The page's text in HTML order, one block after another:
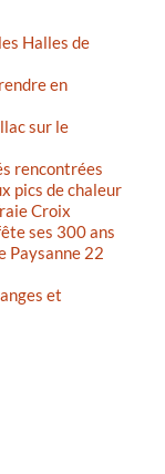
Halles de
en
sur le
rencontrées
pics de chaleur
Croix
ses 300 ans
Paysanne 22
et